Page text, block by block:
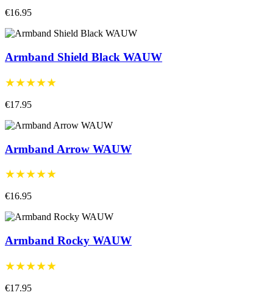
€16.95
Armband Shield Black WAUW
★★★★★
€17.95
Armband Arrow WAUW
★★★★★
€16.95
Armband Rocky WAUW
★★★★★
€17.95